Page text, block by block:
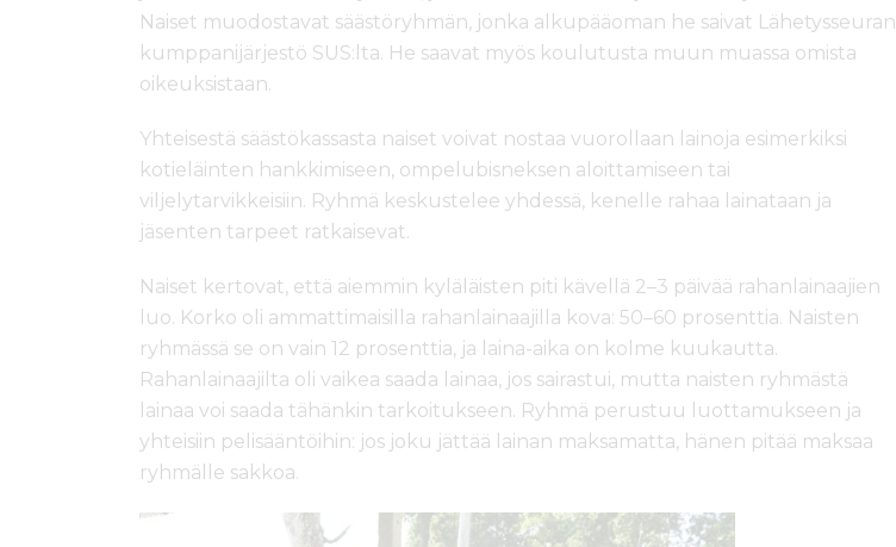
Naiset muodostavat säästöryhmän, jonka alkupääoman he saivat Lähetysseuran
kumppanijärjestö SUS:lta. He saavat myös koulutusta muun muassa omista
oikeuksistaan.
Yhteisestä säästökassasta naiset voivat nostaa vuorollaan lainoja esimerkiksi
kotieläinten hankkimiseen, ompelubisneksen aloittamiseen tai
viljelytarvikkeisiin. Ryhmä keskustelee yhdessä, kenelle rahaa lainataan ja
jäsenten tarpeet ratkaisevat.
Naiset kertovat, että aiemmin kyläläisten piti kävellä 2–3 päivää rahanlainaajien
luo. Korko oli ammattimaisilla rahanlainaajilla kova: 50–60 prosenttia. Naisten
ryhmässä se on vain 12 prosenttia, ja laina-aika on kolme kuukautta.
Rahanlainaajilta oli vaikea saada lainaa, jos sairastui, mutta naisten ryhmästä
lainaa voi saada tähänkin tarkoitukseen. Ryhmä perustuu luottamukseen ja
yhteisiin pelisääntöihin: jos joku jättää lainan maksamatta, hänen pitää maksaa
ryhmälle sakkoa.